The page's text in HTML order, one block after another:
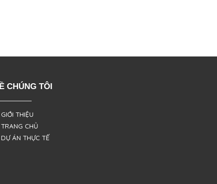
CHÚNG TÔI
THIỆU
CHỦ
ÁN THỰC TẾ